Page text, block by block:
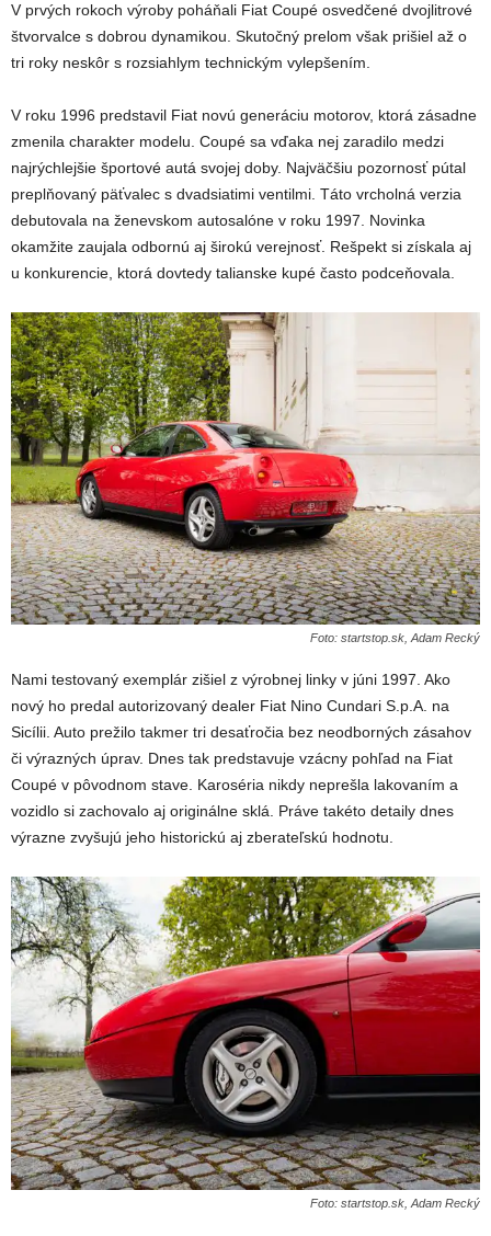
V prvých rokoch výroby poháňali Fiat Coupé osvedčené dvojlitrové
štvorvalce s dobrou dynamikou. Skutočný prelom však prišiel až o
tri roky neskôr s rozsiahlym technickým vylepšením.
V roku 1996 predstavil Fiat novú generáciu motorov, ktorá zásadne
zmenila charakter modelu. Coupé sa vďaka nej zaradilo medzi
najrýchlejšie športové autá svojej doby. Najväčšiu pozornosť pútal
preplňovaný päťvalec s dvadsiatimi ventilmi. Táto vrcholná verzia
debutovala na ženevskom autosalóne v roku 1997. Novinka
okamžite zaujala odbornú aj širokú verejnosť. Rešpekt si získala aj
u konkurencie, ktorá dovtedy talianske kupé často podceňovala.
Foto: startstop.sk, Adam Recký
Nami testovaný exemplár zišiel z výrobnej linky v júni 1997. Ako
nový ho predal autorizovaný dealer Fiat Nino Cundari S.p.A. na
Sicílii. Auto prežilo takmer tri desaťročia bez neodborných zásahov
či výrazných úprav. Dnes tak predstavuje vzácny pohľad na Fiat
Coupé v pôvodnom stave. Karoséria nikdy neprešla lakovaním a
vozidlo si zachovalo aj originálne sklá. Práve takéto detaily dnes
výrazne zvyšujú jeho historickú aj zberateľskú hodnotu.
Foto: startstop.sk, Adam Recký